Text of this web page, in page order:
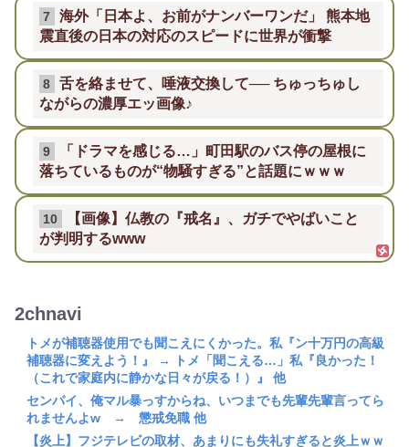
7
海外「日本よ、お前がナンバーワンだ」 熊本地
震直後の日本の対応のスピードに世界が衝撃
8
舌を絡ませて、唾液交換して── ちゅっちゅし
ながらの濃厚エッ画像♪
9
「ドラマを感じる…」町田駅のバス停の屋根に
落ちているものが“物騒すぎる”と話題にｗｗｗ
10
【画像】仏教の『戒名』、ガチでやばいこと
が判明するwww
2chnavi
トメが補聴器使用でも聞こえにくかった。私『ン十万円の高級
補聴器に変えよう！』 → トメ「聞こえる…」私『良かった！
（これで家庭内に静かな日々が戻る！）』 他
センパイ、俺マル暴っすからね、いつまでも先輩先輩言ってら
れませんよw → 懲戒免職 他
【炎上】フジテレビの取材、あまりにも失礼すぎると炎上ｗｗ